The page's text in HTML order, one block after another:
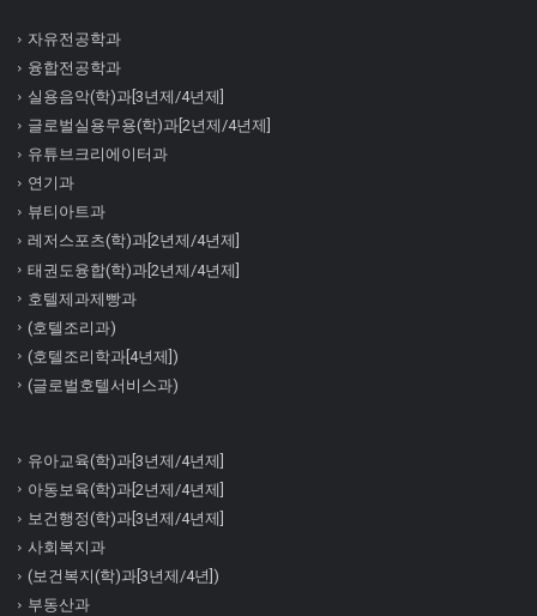
자유전공학과
융합전공학과
실용음악(학)과[3년제/4년제]
글로벌실용무용(학)과[2년제/4년제]
유튜브크리에이터과
연기과
뷰티아트과
레저스포츠(학)과[2년제/4년제]
태권도융합(학)과[2년제/4년제]
호텔제과제빵과
(호텔조리과)
(호텔조리학과[4년제])
(글로벌호텔서비스과)
유아교육(학)과[3년제/4년제]
아동보육(학)과[2년제/4년제]
보건행정(학)과[3년제/4년제]
사회복지과
(보건복지(학)과[3년제/4년])
부동산과